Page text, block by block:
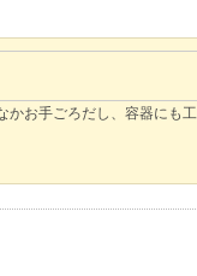
かお手ごろだし、容器にも工